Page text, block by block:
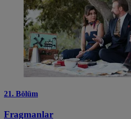
21. Bölüm
Fragmanlar